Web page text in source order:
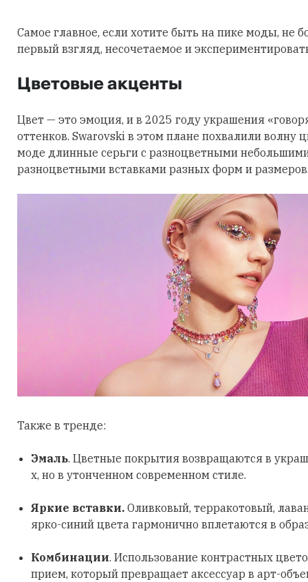
Самое главное, если хотите быть на пике моды, не
первый взгляд, несочетаемое и
Цветовые акценты
Цвет — это эмоция, и в 2025 году украшения
оттенков. Swarovski в этом плане похвалили волну
моде длинные серьги с разноцветными
разноцветными вставками разных форм и
Также в тренде:
Эмаль. Цветные покрытия возвращаются в
х, но в утонченном современном стиле.
Яркие вставки. Оливковый, терракотовый,
ярко-синий цвета гармонично вплетаются в
Комбинации. Использование контрастных
прием, который превращает аксессуар в арт-